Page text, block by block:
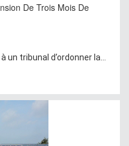
De Trois Mois De
tribunal d’ordonner la...